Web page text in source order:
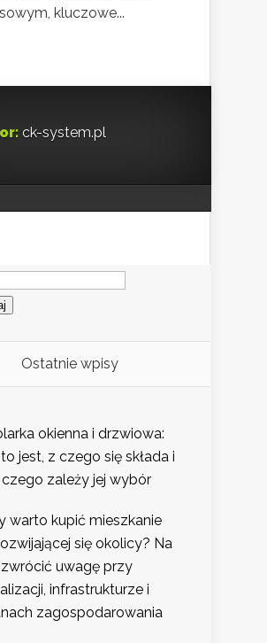
kluczowe...
ck-system.pl
Ostatnie wpisy
okienna i drzwiowa:
jest, z czego się składa i
zależy jej wybór
warto kupić mieszkanie
się okolicy? Na
uwagę przy
infrastrukturze i
zagospodarowania